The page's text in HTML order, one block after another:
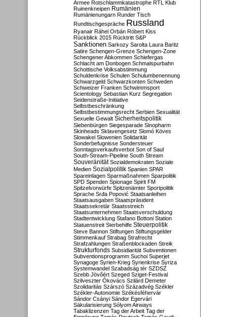
Armee Rotschlammkatastrophe RTL Klub
Ruinenkneipen Rumänien
Rumänienungarn Runder Tisch
Rundtischgespräche Russland
Ryanair Ráhel Orbán Róbert Kiss
Rückblick 2015 Rücktritt S&P
Sanktionen Sarkozy Sarolta Laura Baritz
Satire Schengen-Grenze Schengen-Zone
Schengener Abkommen Schiefergas
Schlacht am Donbogen Schmalspurbahn
Schottische Volksabstimmung
Schuldenkrise Schulen Schulumbenennung
Schwarzgeld Schwarzkonten Schweden
Schweizer Franken Schwimmsport
Scientology Sebastian Kurz Segregation
Seidenstraße-Initiative
Selbstbeschränkung
Selbstbestimmungsrecht Serbien Sexualität
Sexuelle Gewalt Sicherheitspolitik
Siebenbürgen Siegesparade Sinopharm
Skinheads Sklavengesetz Slomó Köves
Slowakei Slowenien Solidarität
Sonderbefugnisse Sondersteuer
Sonntagsverkaufsverbot Son of Saul
South-Stream-Pipeline South Stream
Souveränität Sozialdemokraten Soziale
Medien Sozialpolitik Spanien SPAR
Spareinlagen Sparmaßnahmen Sparpolitik
SPD Spenden Spionage Spirit FM
Spitzelvorwürfe Spitzenämter Sportpolitik
Sprache Srđa Popović Staatsanleihen
Staatsausgaben Staatspräsident
Staatssekretär Staatsstreich
Staatsunternehmen Staatsverschuldung
Stadtentwicklung Stafano Bottoni Station
Statuenstreit Sterbehilfe Steuerpolitik
Steve Bannon Stiftungen Stiftungsgelder
Stimmenkauf Strabag Strafrecht
Strafzahlungen Straßenblockaden Streik
Strukturfonds Subsidiarität Subventionen
Subventionsprogramm Suchoi Superjet
Synagoge Syrien-Krieg Syrienkrise Syriza
Systemwandel Szabadság tér SZDSZ
Szebb Jövőért Szeged Sziget-Festival
Szilveszter Ókovács Szilárd Demeter
Szolidaritás Szárszó Századvég Székler
Székler-Autonomie Székésféhervár
Sándor Csányi Sándor Egervári
Säkularisierung Sólyom Airways
Tabaklizenzen Tag der Arbeit Tag der